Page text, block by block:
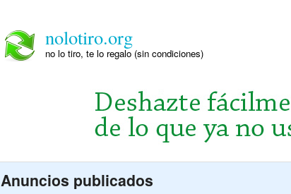
nolotiro.org
no lo tiro, te lo regalo (sin condiciones)
Anuncios publicados